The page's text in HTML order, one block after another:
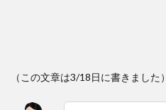
（この文章は3/18日に書きました）